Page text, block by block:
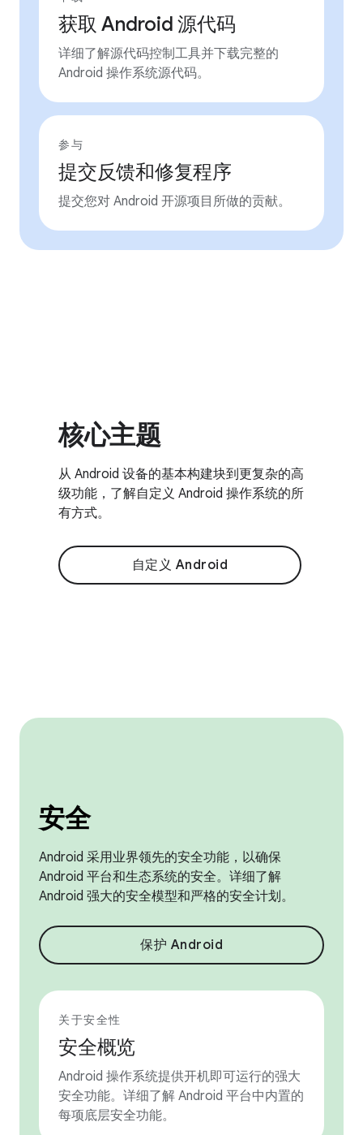
获取 Android 源代码
详细了解源代码控制工具并下载完整的
Android 操作系统源代码。
参与
提交反馈和修复程序
提交您对 Android 开源项目所做的贡献。
核心主题
从 Android 设备的基本构建块到更复杂的高
级功能，了解自定义 Android 操作系统的所
有方式。
自定义 Android
安全
Android 采用业界领先的安全功能，以确保
Android 平台和生态系统的安全。详细了解
Android 强大的安全模型和严格的安全计划。
保护 Android
关于安全性
安全概览
Android 操作系统提供开机即可运行的强大
安全功能。详细了解 Android 平台中内置的
每项底层安全功能。